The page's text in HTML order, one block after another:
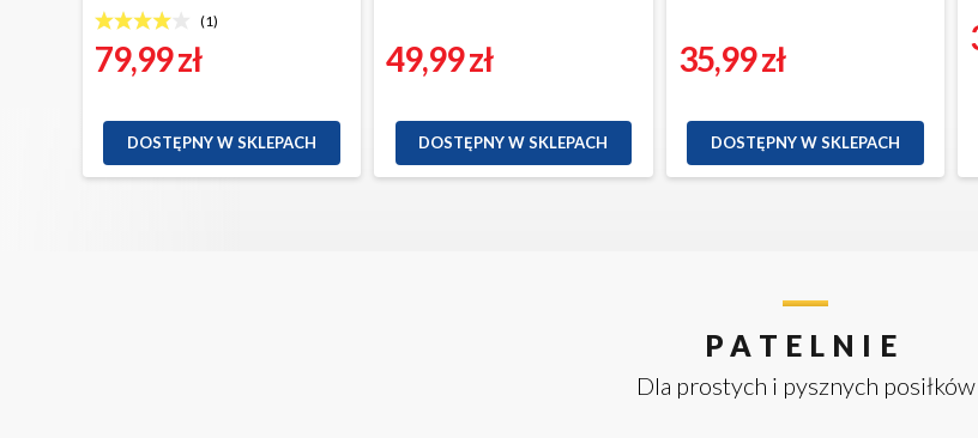
(1)
79,99 zł
DOSTĘPNY W SKLEPACH
49,99 zł
DOSTĘPNY W SKLEPACH
35,99 zł
DOSTĘPNY W SKLEPACH
PATELNIE
Dla prostych i pysznych posiłków